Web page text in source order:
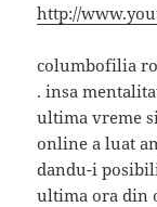
http://
columbofilia
. insa
ultima vreme
online a luat
dandu-i
ultima ora din